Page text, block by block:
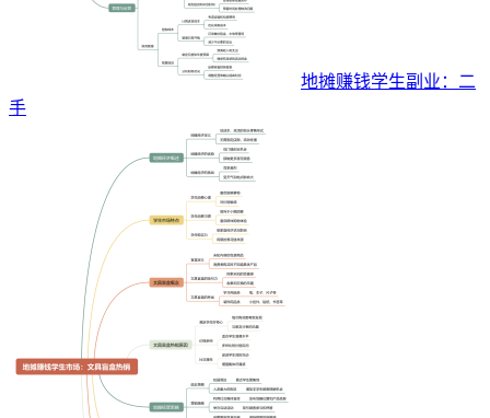
地摊赚钱学生副业：二
手